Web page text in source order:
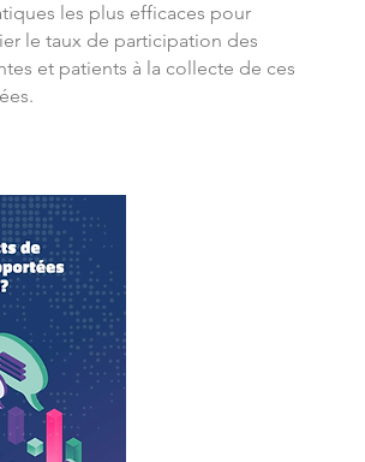
les plus efficaces pour
le taux de participation des
et patients à la collecte de ces